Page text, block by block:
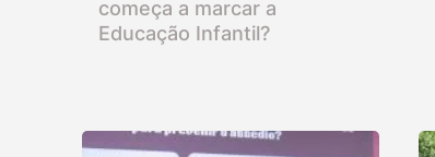
começa a marcar a
Educação Infantil?